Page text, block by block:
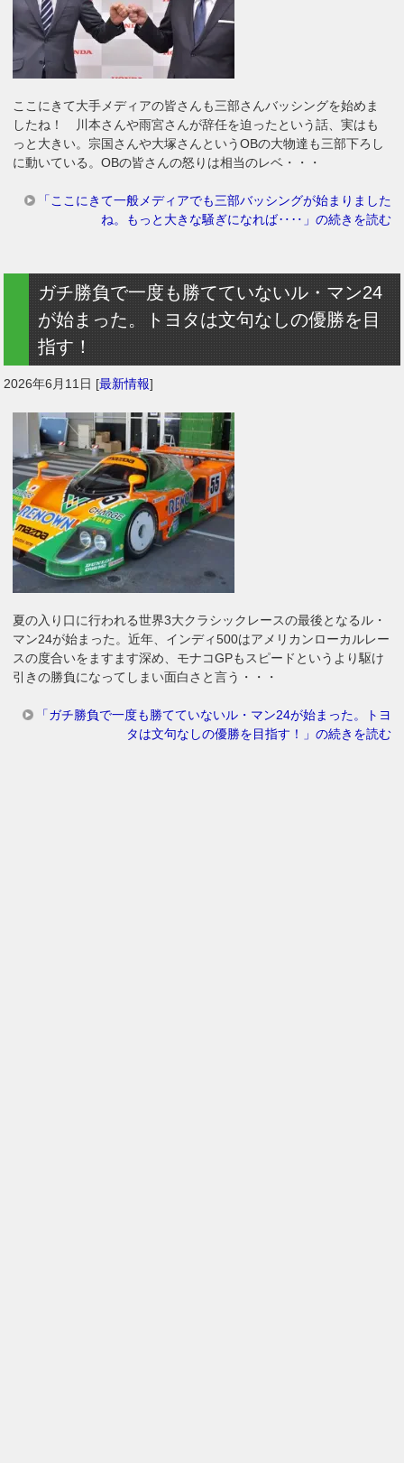
ここにきて大手メディアの皆さんも三部さんバッシングを始めま
したね！ 川本さんや雨宮さんが辞任を迫ったという話、実はも
っと大きい。宗国さんや大塚さんというOBの大物達も三部下ろし
に動いている。OBの皆さんの怒りは相当のレベ・・・
「ここにきて一般メディアでも三部バッシングが始まりました
ね。もっと大きな騒ぎになれば‥‥」の続きを読む
ガチ勝負で一度も勝てていないル・マン24
が始まった。トヨタは文句なしの優勝を目
指す！
2026年6月11日 [最新情報]
夏の入り口に行われる世界3大クラシックレースの最後となるル・
マン24が始まった。近年、インディ500はアメリカンローカルレー
スの度合いをますます深め、モナコGPもスピードというより駆け
引きの勝負になってしまい面白さと言う・・・
「ガチ勝負で一度も勝てていないル・マン24が始まった。トヨ
タは文句なしの優勝を目指す！」の続きを読む